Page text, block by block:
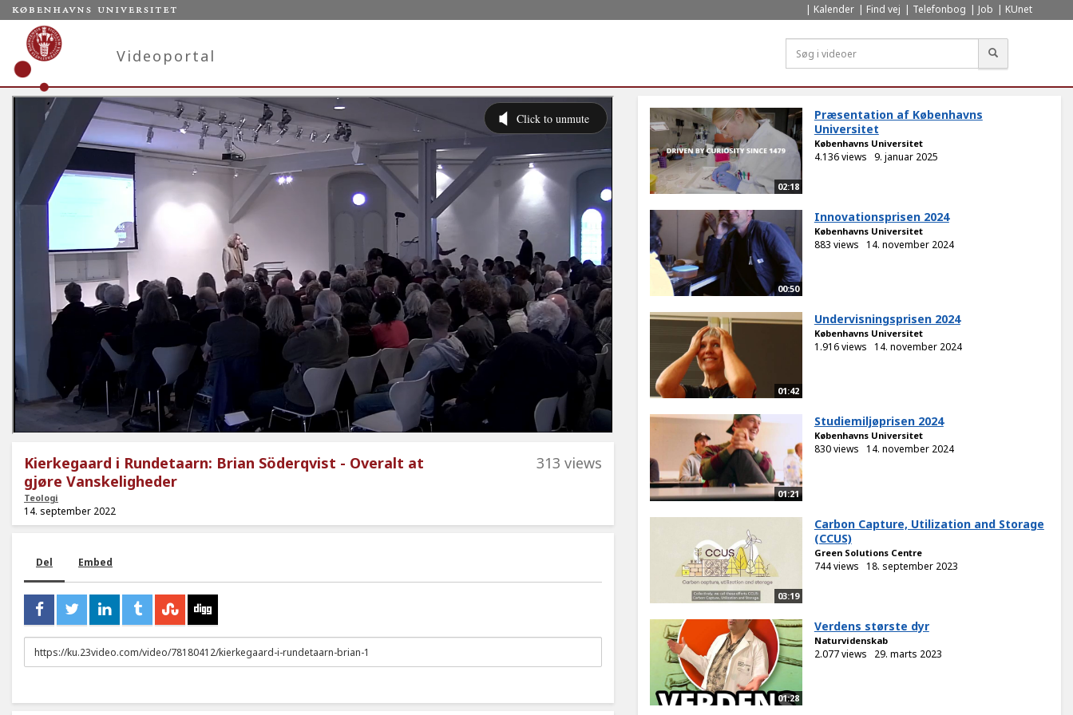
Kalender Find vej Telefonbog Job KUnet
Videoportal
Kierkegaard i Rundetaarn: Brian Söderqvist - Overalt at
gjøre Vanskeligheder
Teologi
313 views
14. september 2022
Del Embed
URL
to
02:18
Præsentation af Københavns
Universitet
Københavns Universitet
4.136 views 9. januar 2025
00:50
Innovationsprisen 2024
Københavns Universitet
883 views 14. november 2024
01:42
Undervisningsprisen 2024
Københavns Universitet
1.916 views 14. november 2024
01:21
Studiemiljøprisen 2024
Københavns Universitet
830 views 14. november 2024
03:19
Carbon Capture, Utilization and Storage
(CCUS)
Green Solutions Centre
744 views 18. september 2023
01:28
Verdens største dyr
Naturvidenskab
2.077 views 29. marts 2023